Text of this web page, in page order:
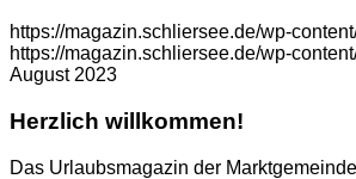
https://magazin.schliersee.de/wp-
https://magazin.schliersee.de/wp-
August 2023
Herzlich willkommen!
Das Urlaubsmagazin der